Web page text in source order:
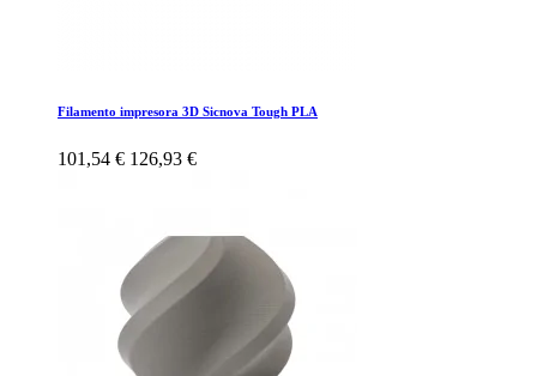
Filamento impresora 3D Sicnova Tough PLA
101,54 € 126,93 €